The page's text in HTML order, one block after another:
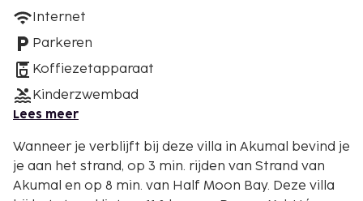
Internet
Parkeren
Koffiezetapparaat
Kinderzwembad
Lees meer
Wanneer je verblijft bij deze villa in Akumal bevind je
je aan het strand, op 3 min. rijden van Strand van
Akumal en op 8 min. van Half Moon Bay. Deze villa